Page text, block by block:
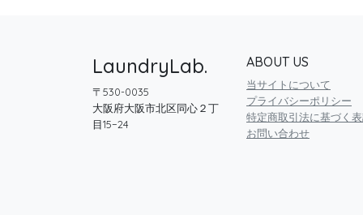
LaundryLab.
〒530-0035
大阪府大阪市北区同心２丁
目15−24
ABOUT US
当サイトについて
プライバシーポリシー
特定商取引法に基づく
お問い合わせ